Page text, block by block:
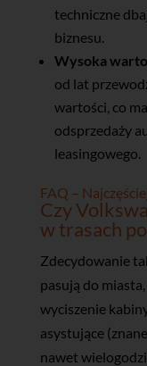
techniczne
biznesu.
Wysoka
od lat
wartości, co
odsprzedaży
leasingowego.
FAQ –
Czy
w trasach
Zdecydowanie
pasują do
wyciszenie
asystujące
nawet